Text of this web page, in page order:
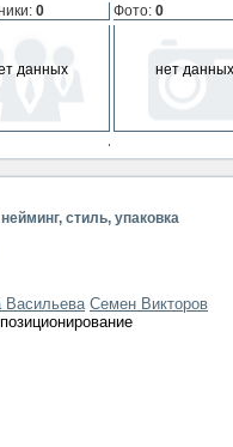
: 0
данных
Фото: 0
нет данных
данныхстиль, упаковка
Васильева Семен Викторов